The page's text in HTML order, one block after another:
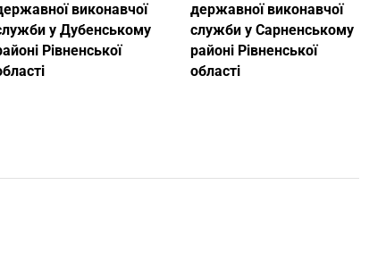
виконавчої
у Дубенському
Рівненської
державної виконавчої
служби у Сарненському
районі Рівненської
області